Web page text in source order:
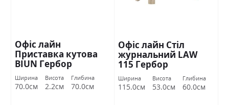
Офіс лайн
Приставка кутова
BIUN Гербор
Ширина
70.0см
Висота
2.2см
Глибина
70.0см
Офіс лайн Стіл
журнальний LAW
115 Гербор
Ширина
115.0см
Висота
53.0см
Глибина
60.0см